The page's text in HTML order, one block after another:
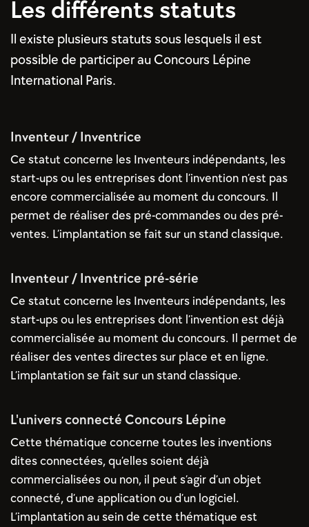
Les différents statuts
Il existe plusieurs statuts sous lesquels il est
possible de participer au Concours Lépine
International Paris.
Inventeur / Inventrice
Ce statut concerne les Inventeurs indépendants, les
start-ups ou les entreprises dont l’invention n’est pas
encore commercialisée au moment du concours. Il
permet de réaliser des pré-commandes ou des pré-
ventes. L’implantation se fait sur un stand classique.
Inventeur / Inventrice pré-série
Ce statut concerne les Inventeurs indépendants, les
start-ups ou les entreprises dont l’invention est déjà
commercialisée au moment du concours. Il permet de
réaliser des ventes directes sur place et en ligne.
L’implantation se fait sur un stand classique.
L'univers connecté Concours Lépine
Cette thématique concerne toutes les inventions
dites connectées, qu’elles soient déjà
commercialisées ou non, il peut s’agir d’un objet
connecté, d’une application ou d’un logiciel.
L’implantation au sein de cette thématique est